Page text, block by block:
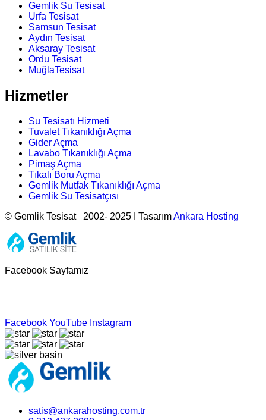
Gemlik Su Tesisat
Urfa Tesisat
Samsun Tesisat
Aydın Tesisat
Aksaray Tesisat
Ordu Tesisat
MuğlaTesisat
Hizmetler
Su Tesisatı Hizmeti
Tuvalet Tıkanıklığı Açma
Gider Açma
Lavabo Tıkanıklığı Açma
Pimaş Açma
Tıkalı Boru Açma
Gemlik Mutfak Tıkanıklığı Açma
Gemlik Su Tesisatçısı
© Gemlik Tesisat 2002- 2025 I TasarımAnkara Hosting
Facebook Sayfamız
Facebook YouTube Instagram
satis@ankarahosting.com.tr